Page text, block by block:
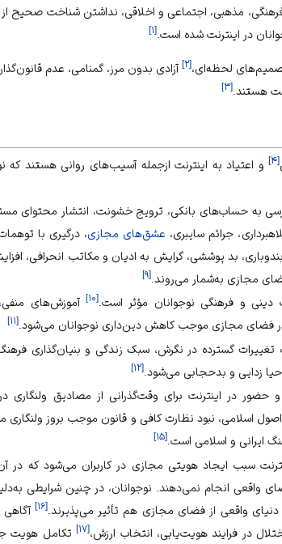
فرهنگی، مذهبی، اجتماعی و اخلاقی، نداشتن شناخت صحیح
در اینترنت شده است.[۱]
لحظه‌ای،[۲]آزادی بدون مرز، گمنامی، عدم
هستند.[۳]
[۴]و اعتیاد به اینترنت ازجمله آسیب‌های روانی هستند که
به حساب‌های بانکی، ترویج خشونت، انتشار محتوای
، جرائم سایبری، عشق‌های مجازی، درگیری با
، بد پوششی، گرایش به ادیان و مکاتب انحرافی،
مجازی به‌شمار می‌روند.[۹]
دینی و فرهنگی نوجوانان مؤثر است.[۱۰]
آموزش‌های
در فضای مجازی موجب کاهش دین‌داری نوجوانان می‌شود.[۱۱]
گسترده در نگرش، سبک زندگی و بنیان‌گذاری
زدایی و بدحجابی می‌شود.[۱۲]
و حضور در اینترنت برای وقت‌گذرانی از مصادیق ولنگاری
اسلامی، نبود نظارت کافی و قانون موجب بروز
ایرانی و اسلامی است.[۱۵]
سبب ایجادهویتی مجازی در کاربران می‌شود که در
واقعی انجام نمی‌دهند. نوجوانان، در چنین شرایطی
واقعی از فضای مجازی هم تأثیر می‌پذیرند.[۱۶] آگاهی
در فرایند هویت‌یابی، انتخاب ارزش،[۱۷]تکامل هویت